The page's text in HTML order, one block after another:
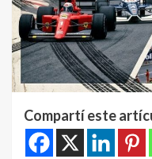
Compartí este